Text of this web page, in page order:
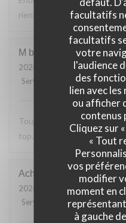
facultatifs
facultatifs
votre
l'audience
des
lien avec
ou afficher
contenus
Cliquez sur
« Tout
vos
modifier
moment en
à gauche
rien a reprocher sur les plats.
M bouchon
2026-07-24
- 19:30 -
Service
Ambiance: 5/5
Toujours Aussi bon avec
top. Lo
Achim
2026-07-24
- 19:30 -
Service
Ambiance:4/5